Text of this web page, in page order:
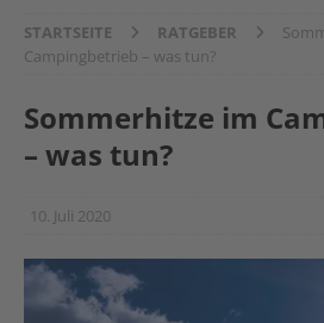
STARTSEITE RATGEBER
Campingbetrieb – was tun?
Sommerhitze im
– was tun?
10. Juli 2020